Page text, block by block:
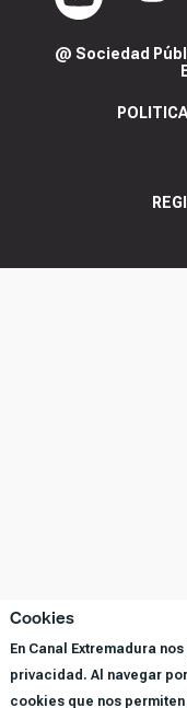
Cookies
En Canal Extremadura
privacidad. Al navegar
cookies que nos
@ Sociedad